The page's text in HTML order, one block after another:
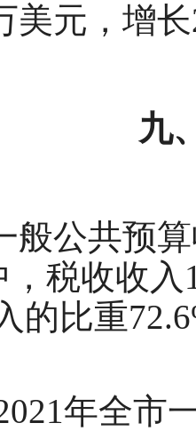
美元，增
九
般公共预
，税收收
的比重
年全市